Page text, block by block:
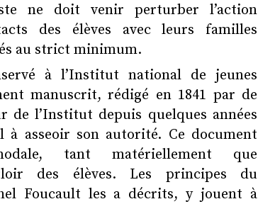
ne doit venir perturber l’action
des élèves avec leurs familles
au strict minimum.
à l’Institut national de jeunes
manuscrit, rédigé en 1841 par de
de l’Institut depuis quelques années
asseoir son autorité. Ce document
tant matériellement que
des élèves. Les principes du
Foucault les a décrits, y jouent à